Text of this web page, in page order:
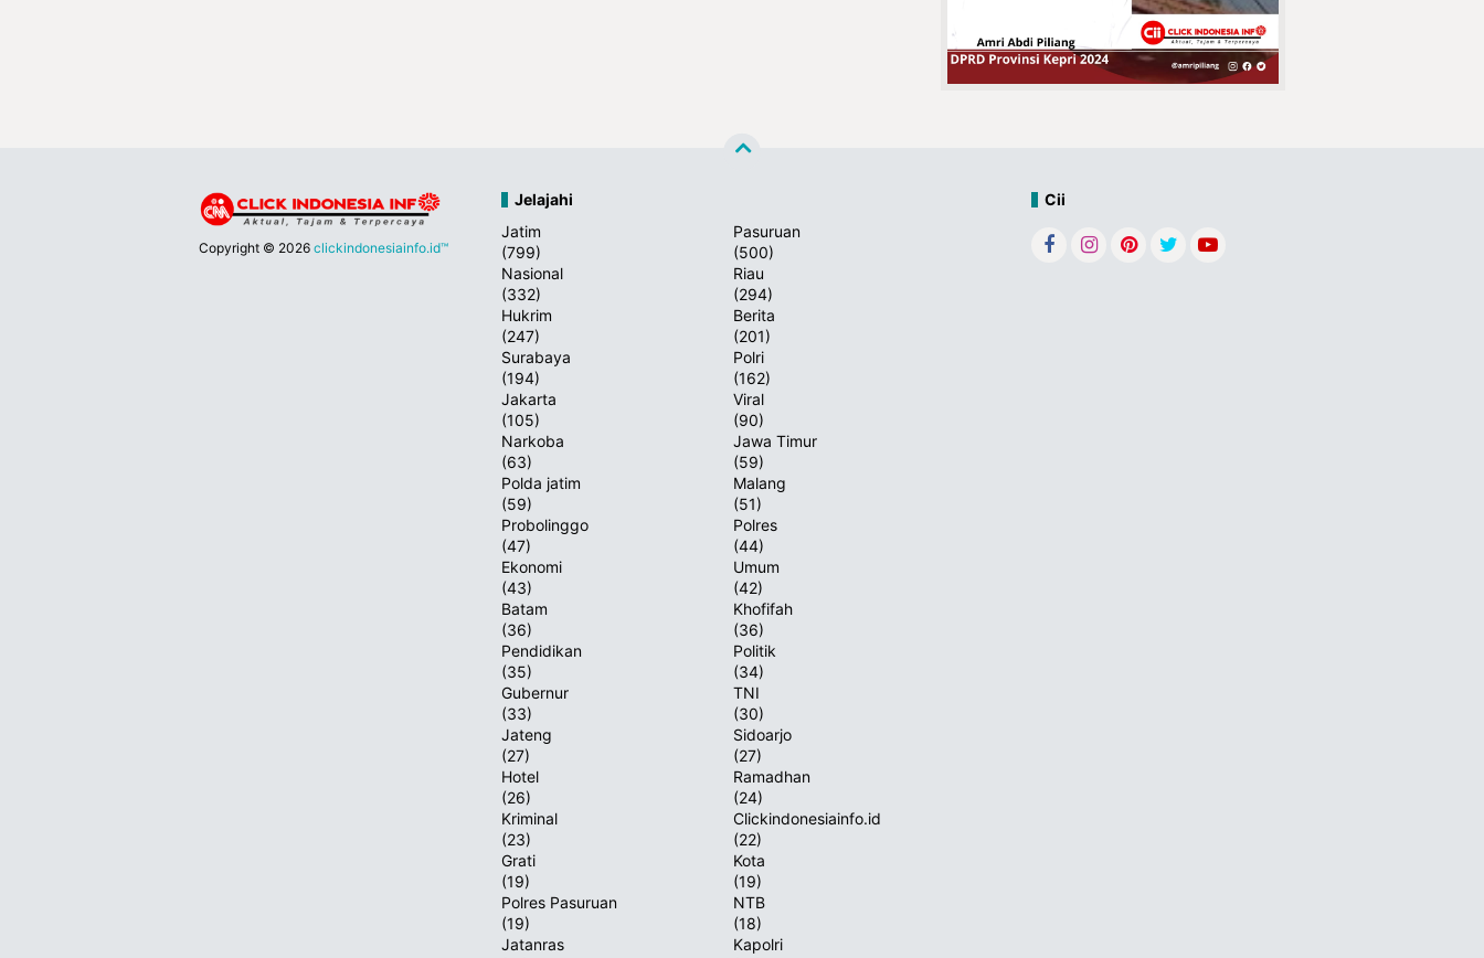
Azhari Hasan
Jatim Amankan Bahan Peledak
Kepala Desa
Copyright © 2026 clickindonesiainfo.id™
Jelajahi
Jatim
(799)
Pasuruan
(500)
Nasional
(332)
Riau
(294)
Hukrim
(247)
Berita
(201)
Surabaya
(194)
Polri
(162)
Jakarta
(105)
Viral
(90)
Narkoba
(63)
Jawa Timur
(59)
Polda jatim
(59)
Malang
(51)
Probolinggo
(47)
Polres
(44)
Ekonomi
(43)
Umum
(42)
Batam
(36)
Khofifah
(36)
Pendidikan
(35)
Politik
(34)
Gubernur
(33)
TNI
(30)
Jateng
(27)
Sidoarjo
(27)
Hotel
(26)
Ramadhan
(24)
Kriminal
(23)
Clickindonesiainfo.id
(22)
Grati
(19)
Kota
(19)
Polres Pasuruan
(19)
NTB
(18)
Jatanras
Kapolri
Cii